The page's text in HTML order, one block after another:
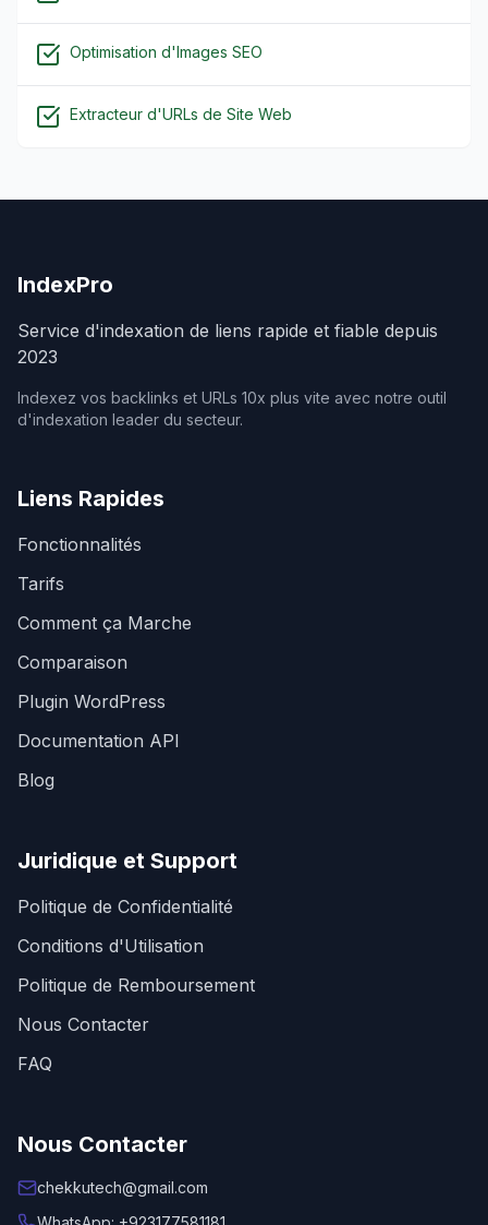
Optimisation d'Images SEO
Extracteur d'URLs de Site Web
IndexPro
Service d'indexation de liens rapide et fiable depuis
2023
Indexez vos backlinks et URLs 10x plus vite avec notre outil
d'indexation leader du secteur.
Liens Rapides
Fonctionnalités
Tarifs
Comment ça Marche
Comparaison
Plugin WordPress
Documentation API
Blog
Juridique et Support
Politique de Confidentialité
Conditions d'Utilisation
Politique de Remboursement
Nous Contacter
FAQ
Nous Contacter
chekkutech@gmail.com